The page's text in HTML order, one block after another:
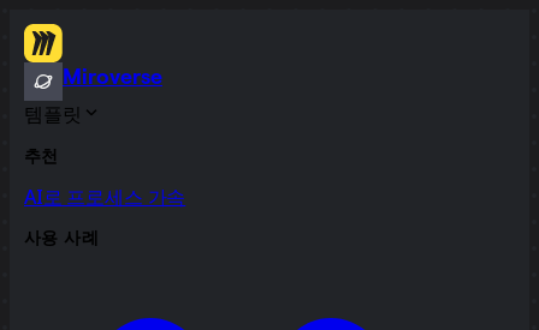
Miroverse
템플릿
추천
AI로 프로세스 가속
사용 사례